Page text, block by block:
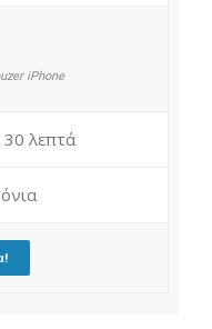
iPhone
30 λεπτά